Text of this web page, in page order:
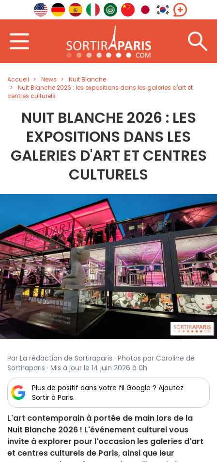
Accueil News
Nuit Blanche
Nuit Blanche 2026 : les expositions dans les galeries d'art et
centres culturels
NUIT BLANCHE 2026 : LES
EXPOSITIONS DANS LES
GALERIES D'ART ET CENTRES
CULTURELS
Par La rédaction de Sortiraparis · Photos par Caroline de
Sortiraparis · Mis à jour le 14 juin 2026 à 0h
Plus de positif dans votre fil Google ? Ajoutez
Sortir à Paris.
L'art contemporain à portée de main lors de la
Nuit Blanche 2026 ! L'événement culturel vous
invite à explorer pour l'occasion les galeries d'art
et centres culturels de Paris, ainsi que leur